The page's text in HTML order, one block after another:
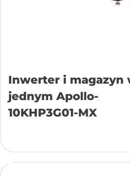
Inwerter i magazyn
jednym Apollo-
10KHP3G01-MX